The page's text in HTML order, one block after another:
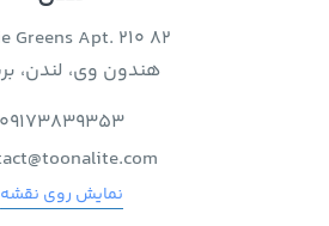
82 Bernie Greens Apt. 210،
هندون وی، لندن،
09173839353
نمایش روی نقشه